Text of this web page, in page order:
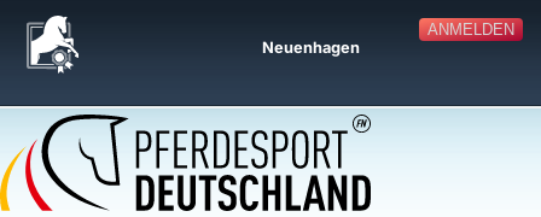
ANMELDEN
Neuenhagen